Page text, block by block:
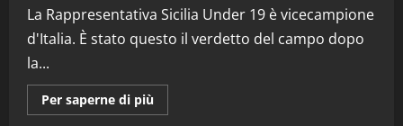
08/04/2026
La Rappresentativa Sicilia Under 19 è vicecampione
d'Italia. È stato questo il verdetto del campo dopo
la...
Per saperne di più
informazioni